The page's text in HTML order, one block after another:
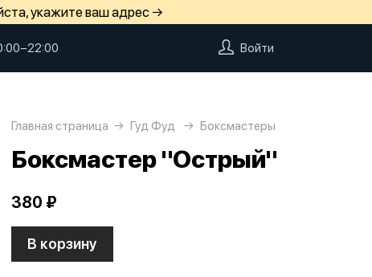
укажите ваш адрес →
Войти
Главная страница Гуд Фуд Боксмастеры
Боксмастер "Острый"
380 ₽
В корзину